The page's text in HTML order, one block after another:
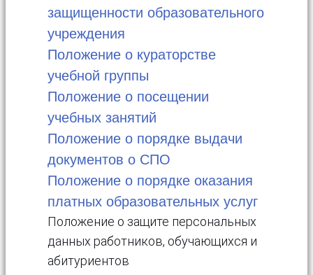
защищенности образовательного
учреждения
Положение о кураторстве
учебной группы
Положение о посещении
учебных занятий
Положение о порядке выдачи
документов о СПО
Положение о порядке оказания
платных образовательных услуг
Положение о защите персональных
данных работников, обучающихся и
абитуриентов